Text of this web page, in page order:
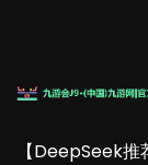
【DeepSeek